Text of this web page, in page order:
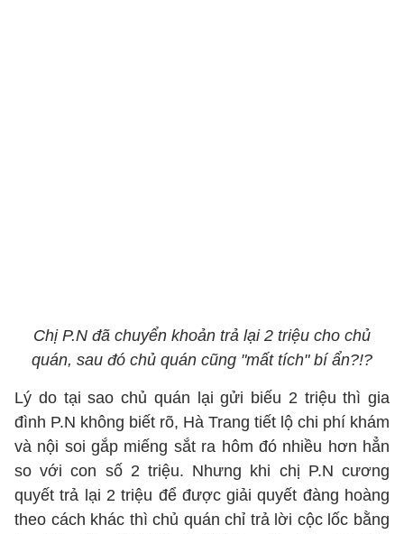
Chị P.N đã chuyển khoản trả lại 2 triệu cho chủ
quán, sau đó chủ quán cũng "mất tích" bí ẩn?!?
Lý do tại sao chủ quán lại gửi biếu 2 triệu thì gia
đình P.N không biết rõ, Hà Trang tiết lộ chi phí khám
và nội soi gắp miếng sắt ra hôm đó nhiều hơn hẳn
so với con số 2 triệu. Nhưng khi chị P.N cương
quyết trả lại 2 triệu để được giải quyết đàng hoàng
theo cách khác thì chủ quán chỉ trả lời cộc lốc bằng